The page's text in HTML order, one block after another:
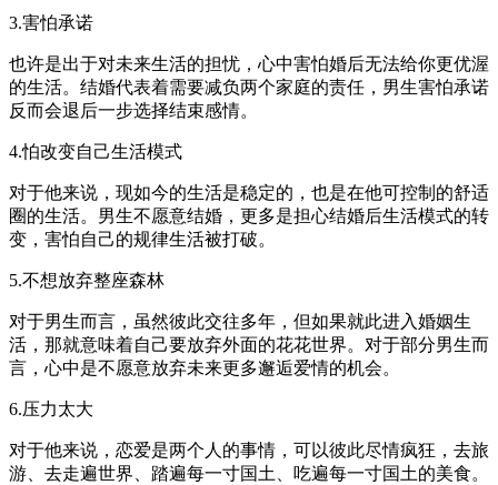
3.害怕承诺
也许是出于对未来生活的担忧，心中害怕婚后无法给你更优渥
的生活。结婚代表着需要减负两个家庭的责任，男生害怕承诺
反而会退后一步选择结束感情。
4.怕改变自己生活模式
对于他来说，现如今的生活是稳定的，也是在他可控制的舒适
圈的生活。男生不愿意结婚，更多是担心结婚后生活模式的转
变，害怕自己的规律生活被打破。
5.不想放弃整座森林
对于男生而言，虽然彼此交往多年，但如果就此进入婚姻生
活，那就意味着自己要放弃外面的花花世界。对于部分男生而
言，心中是不愿意放弃未来更多邂逅爱情的机会。
6.压力太大
对于他来说，恋爱是两个人的事情，可以彼此尽情疯狂，去旅
游、去走遍世界、踏遍每一寸国土、吃遍每一寸国土的美食。